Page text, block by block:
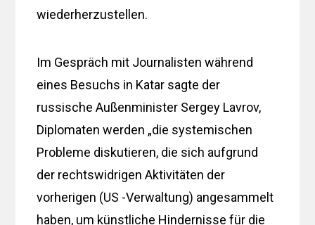
wiederherzustellen.
Im Gespräch mit Journalisten während
eines Besuchs in Katar sagte der
russische Außenminister Sergey Lavrov,
Diplomaten werden „die systemischen
Probleme diskutieren, die sich aufgrund
der rechtswidrigen Aktivitäten der
vorherigen (US -Verwaltung) angesammelt
haben, um künstliche Hindernisse für die